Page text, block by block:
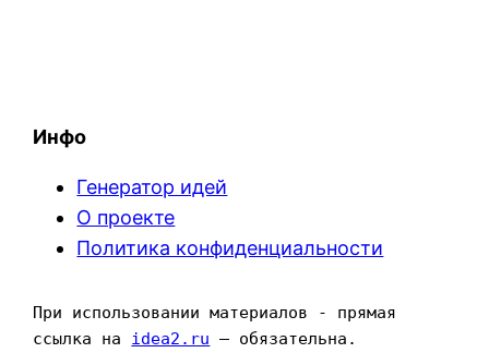
Инфо
Генератор идей
О проекте
Политика конфиденциальности
При использовании материалов - прямая
ссылка на idea2.ru — обязательна.